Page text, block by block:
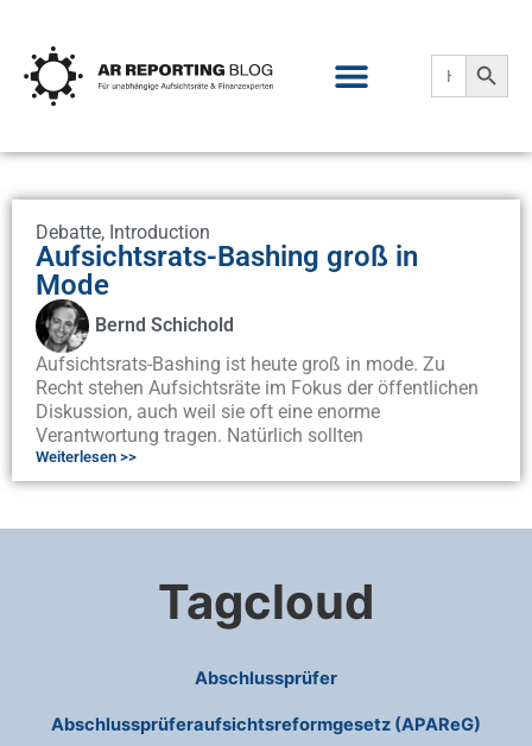
Search
for:
Debatte, Introduction
Aufsichtsrats-Bashing groß in
Mode
Bernd Schichold
Aufsichtsrats-Bashing ist heute groß in mode. Zu
Recht stehen Aufsichtsräte im Fokus der öffentlichen
Diskussion, auch weil sie oft eine enorme
Verantwortung tragen. Natürlich sollten
Weiterlesen >>
Tagcloud
Abschlussprüfer
Abschlussprüferaufsichtsreformgesetz (APAReG)